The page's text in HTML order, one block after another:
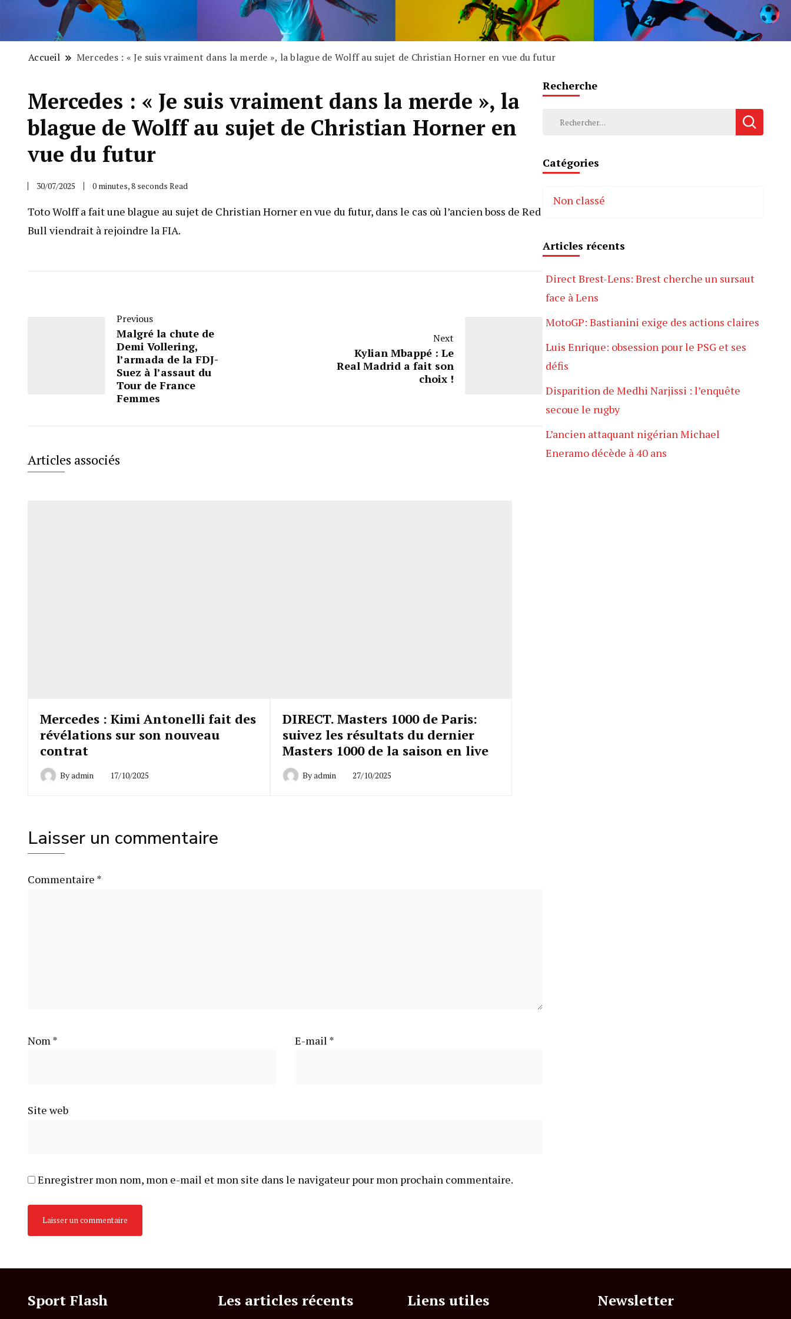
Accueil Mercedes : « Je suis vraiment dans la merde », la blague de Wolff au sujet de Christian Horner en vue du futur
Mercedes : « Je suis vraiment dans la merde », la
blague de Wolff au sujet de Christian Horner en
vue du futur
30/07/2025 0 minutes, 8 seconds Read
Toto Wolff a fait une blague au sujet de Christian Horner en vue du futur, dans le cas où l’ancien boss de Red
Bull viendrait à rejoindre la FIA.
Previous
Malgré la chute de
Demi Vollering,
l’armada de la FDJ-
Suez à l’assaut du
Tour de France
Femmes
Next
Kylian Mbappé : Le
Real Madrid a fait son
choix !
Articles associés
Mercedes : Kimi Antonelli fait des
révélations sur son nouveau
contrat
Byadmin 17/10/2025
DIRECT. Masters 1000 de Paris:
suivez les résultats du dernier
Masters 1000 de la saison en live
Byadmin 27/10/2025
Laisser un commentaire
Commentaire *
Nom* E-mail *
Site web
Enregistrer mon nom, mon e-mail et mon site dans le navigateur pour mon prochain commentaire.
Recherche
Rechercher :
Catégories
Non classé
Articles récents
Direct Brest-Lens: Brest cherche un sursaut
face à Lens
MotoGP: Bastianini exige des actions claires
Luis Enrique: obsession pour le PSG et ses
défis
Disparition de Medhi Narjissi : l’enquête
secoue le rugby
L’ancien attaquant nigérian Michael
Eneramo décède à 40 ans
Sport Flash Les articles récents Liens utiles Newsletter